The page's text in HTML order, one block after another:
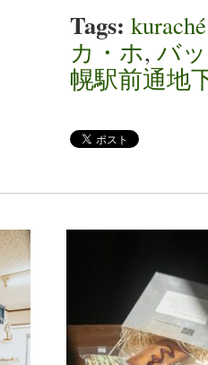
Tags:
カ・ホ, バ
幌駅前通地